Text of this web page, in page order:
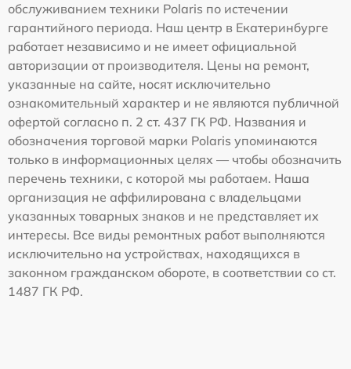
обслуживанием техники Polaris по истечении
гарантийного периода. Наш центр в Екатеринбурге
работает независимо и не имеет официальной
авторизации от производителя. Цены на ремонт,
указанные на сайте, носят исключительно
ознакомительный характер и не являются публичной
офертой согласно п. 2 ст. 437 ГК РФ. Названия и
обозначения торговой марки Polaris упоминаются
только в информационных целях — чтобы обозначить
перечень техники, с которой мы работаем. Наша
организация не аффилирована с владельцами
указанных товарных знаков и не представляет их
интересы. Все виды ремонтных работ выполняются
исключительно на устройствах, находящихся в
законном гражданском обороте, в соответствии со ст.
1487 ГК РФ.